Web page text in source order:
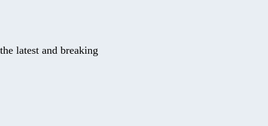
latest and breaking